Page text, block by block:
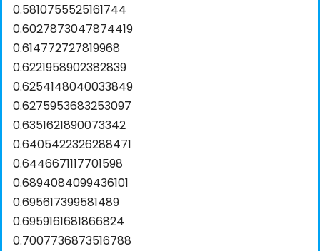
0.5810755525161744
0.6027873047874419
0.614772727819968
0.6221958902382839
0.6254148040033849
0.6275953683253097
0.6351621890073342
0.6405422326288471
0.6446671117701598
0.6894084099436101
0.695617399581489
0.6959161681866824
0.7007736873516788